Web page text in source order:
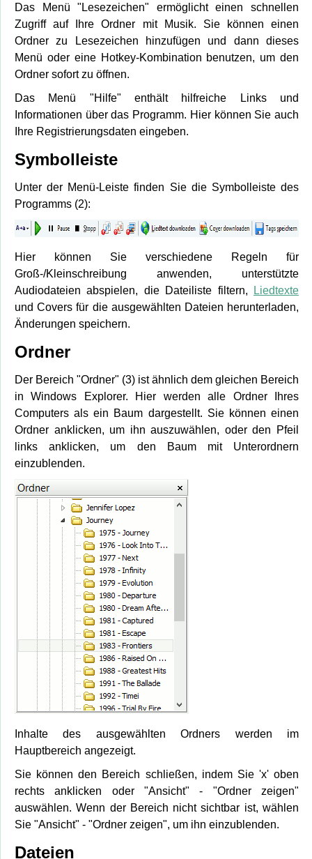
Das Menü "Lesezeichen" ermöglicht einen schnellen
Zugriff auf Ihre Ordner mit Musik. Sie können einen
Ordner zu Lesezeichen hinzufügen und dann dieses
Menü oder eine Hotkey-Kombination benutzen, um den
Ordner sofort zu öffnen.
Das Menü "Hilfe" enthält hilfreiche Links und
Informationen über das Programm. Hier können Sie auch
Ihre Registrierungsdaten eingeben.
Symbolleiste
Unter der Menü-Leiste finden Sie die Symbolleiste des
Programms (2):
Hier können Sie verschiedene Regeln für
Groß-/Kleinschreibung anwenden, unterstützte
Audiodateien abspielen, die Dateiliste filtern,
Liedtexte
und Covers für die ausgewählten Dateien herunterladen,
Änderungen speichern.
Ordner
Der Bereich "Ordner" (3) ist ähnlich dem gleichen Bereich
in Windows Explorer. Hier werden alle Ordner Ihres
Computers als ein Baum dargestellt. Sie können einen
Ordner anklicken, um ihn auszuwählen, oder den Pfeil
links anklicken, um den Baum mit Unterordnern
einzublenden.
Inhalte des ausgewählten Ordners werden im
Hauptbereich angezeigt.
Sie können den Bereich schließen, indem Sie 'x' oben
rechts anklicken oder "Ansicht" - "Ordner zeigen"
auswählen. Wenn der Bereich nicht sichtbar ist, wählen
Sie "Ansicht" - "Ordner zeigen", um ihn einzublenden.
Dateien